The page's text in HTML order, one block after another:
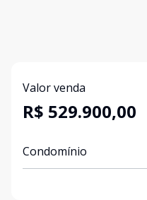
Valor venda
R$ 529.900,00
Condomínio